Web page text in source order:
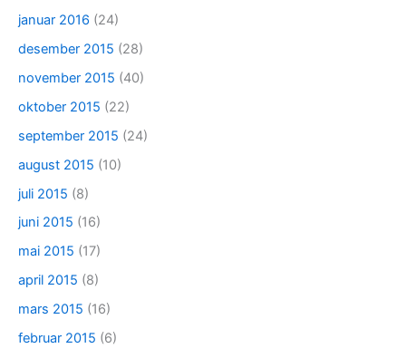
januar 2016 (24)
desember 2015 (28)
november 2015 (40)
oktober 2015 (22)
september 2015 (24)
august 2015 (10)
juli 2015 (8)
juni 2015 (16)
mai 2015 (17)
april 2015 (8)
mars 2015 (16)
februar 2015 (6)